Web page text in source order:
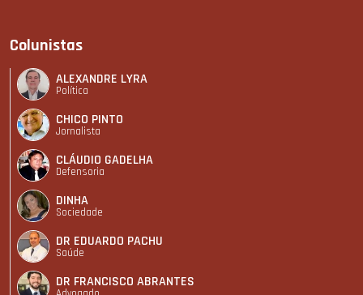
Colunistas
ALEXANDRE LYRA
Política
CHICO PINTO
Jornalista
CLÁUDIO GADELHA
Defensoria
DINHA
Sociedade
DR EDUARDO PACHU
Saúde
DR FRANCISCO ABRANTES